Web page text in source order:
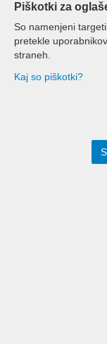
za
lahko
veseljem
Piškotki za
So namenjeni
pretekle
straneh.
Kaj so piškotki?